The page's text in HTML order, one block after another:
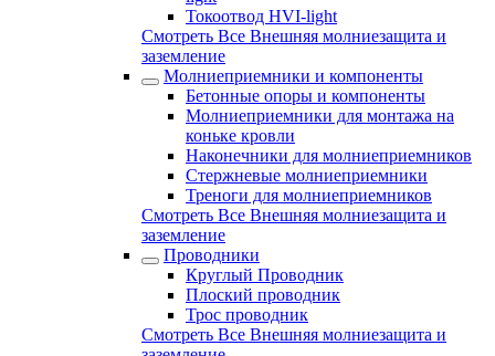
Токоотвод HVI-light
Смотреть Все Внешняя молниезащита и
заземление
Молниеприемники и компоненты
Бетонные опоры и компоненты
Молниеприемники для монтажа на
коньке кровли
Наконечники для молниеприемников
Стержневые молниеприемники
Треноги для молниеприемников
Смотреть Все Внешняя молниезащита и
заземление
Проводники
Круглый Проводник
Плоский проводник
Трос проводник
Смотреть Все Внешняя молниезащита и